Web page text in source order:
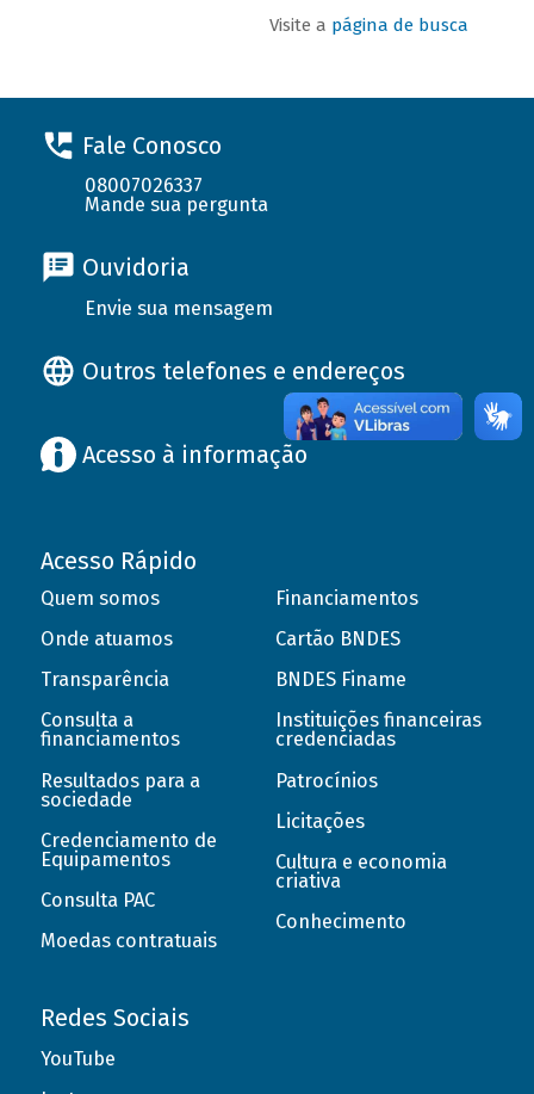
Visite a página de busca
Fale Conosco
08007026337
Mande sua pergunta
Ouvidoria
Envie sua mensagem
Outros telefones e endereços
Acesso à informação
Acesso Rápido
Quem somos
Onde atuamos
Transparência
Consulta a
financiamentos
Resultados para a
sociedade
Credenciamento de
Equipamentos
Consulta PAC
Moedas contratuais
Financiamentos
Cartão BNDES
BNDES Finame
Instituições financeiras
credenciadas
Patrocínios
Licitações
Cultura e economia
criativa
Conhecimento
Redes Sociais
YouTube